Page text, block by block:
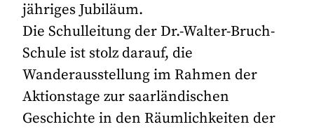
jähriges Jubiläum.
Die Schulleitung der Dr.-Walter-Bruch-
Schule ist stolz darauf, die
Wanderausstellung im Rahmen der
Aktionstage zur saarländischen
Geschichte in den Räumlichkeiten der